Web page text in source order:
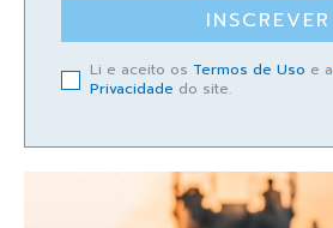
INSCREVER
Li e aceito os Termos de Uso e a
Privacidade do site.